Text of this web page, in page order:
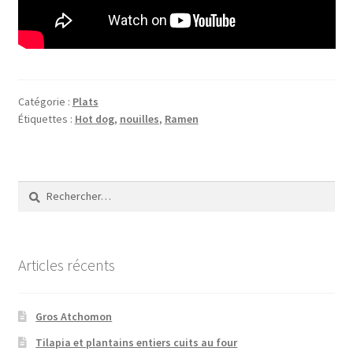
Catégorie : Plats
Étiquettes : Hot dog, nouilles, Ramen
Articles récents
Gros Atchomon
Tilapia et plantains entiers cuits au four